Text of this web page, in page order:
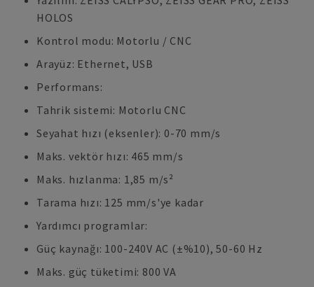
HOLOS
Kontrol modu: Motorlu / CNC
Arayüz: Ethernet, USB
Performans:
Tahrik sistemi: Motorlu CNC
Seyahat hızı (eksenler): 0-70 mm/s
Maks. vektör hızı: 465 mm/s
Maks. hızlanma: 1,85 m/s²
Tarama hızı: 125 mm/s'ye kadar
Yardımcı programlar:
Güç kaynağı: 100-240V AC (±%10), 50-60 Hz
Maks. güç tüketimi: 800 VA